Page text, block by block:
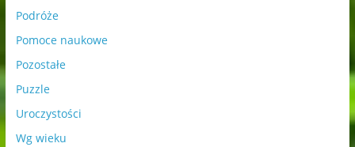
Podróże
Pomoce naukowe
Pozostałe
Puzzle
Uroczystości
Wg wieku